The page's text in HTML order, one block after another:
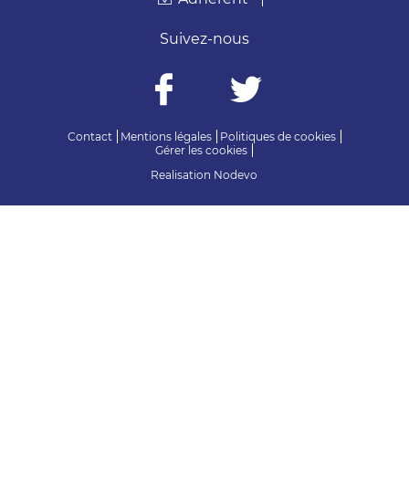
Contact Mentions légales
Politiques de cookies
Gérer les cookies
Realisation Nodevo
Suivez-nous